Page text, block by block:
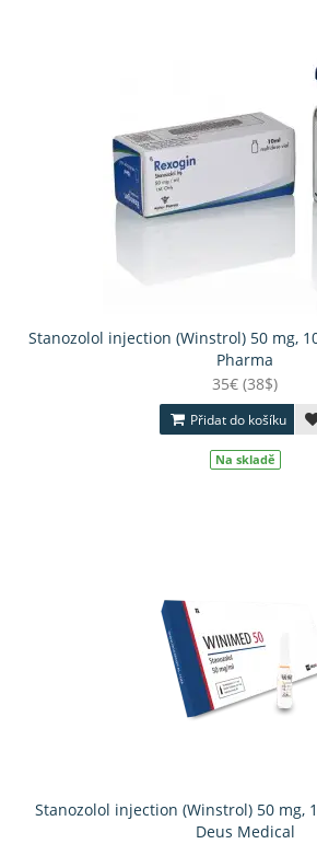
Stanozolol injection (Winstrol) 50 mg,
Pharma
35€ (38$)
Přidat do košíku
Na skladě
Stanozolol injection (Winstrol) 50 mg,
Deus Medical